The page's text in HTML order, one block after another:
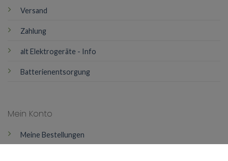
Mein Konto
Meine Bestellungen
Versand
Zahlung
alt Elektrogeräte - Info
Batterienentsorgung